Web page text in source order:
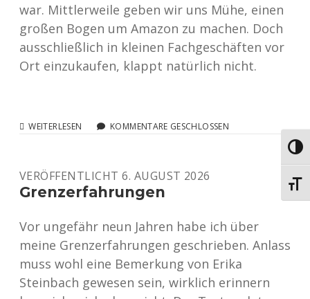
war. Mittlerweile geben wir uns Mühe, einen
großen Bogen um Amazon zu machen. Doch
ausschließlich in kleinen Fachgeschäften vor
Ort einzukaufen, klappt natürlich nicht.
WEITERLESEN ELEKTROGROSSGERÄTE F
KOMMENTARE GESCHLOSSEN
VERÖFFENTLICHT 6. AUGUST 2026
Grenzerfahrungen
Vor ungefähr neun Jahren habe ich über
meine Grenzerfahrungen geschrieben. Anlass
muss wohl eine Bemerkung von Erika
Steinbach gewesen sein, wirklich erinnern